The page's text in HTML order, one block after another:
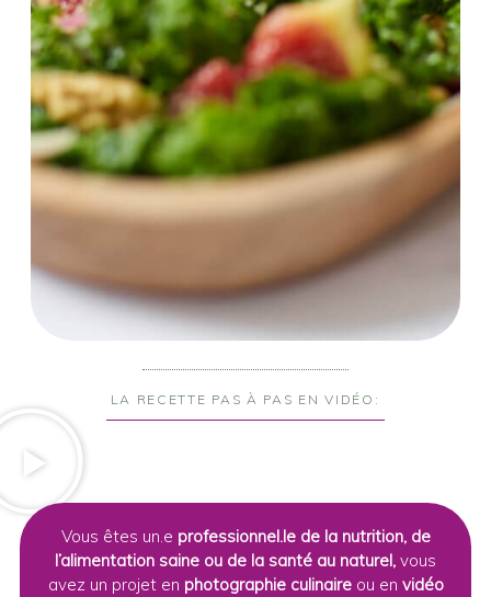
LA RECETTE PAS À PAS EN VIDÉO:
Vous êtes un.e professionnel.le de la nutrition, de
l’alimentation saine ou de la santé au naturel, vous
avez un projet en photographie culinaire ou en vidéo